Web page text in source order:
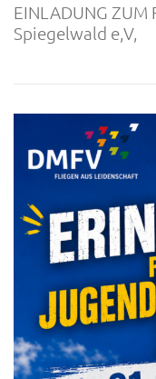
EINLADUNG ZUM
Spiegelwald e,V,